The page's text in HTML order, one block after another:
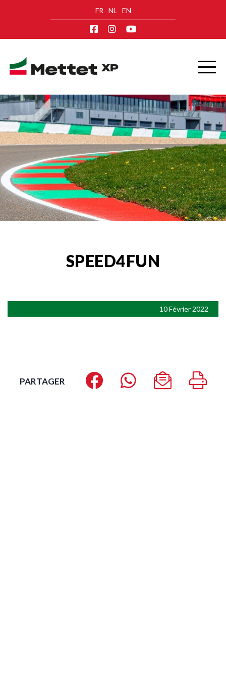
FR NL EN
SPEED4FUN
10 Février 2022
PARTAGER